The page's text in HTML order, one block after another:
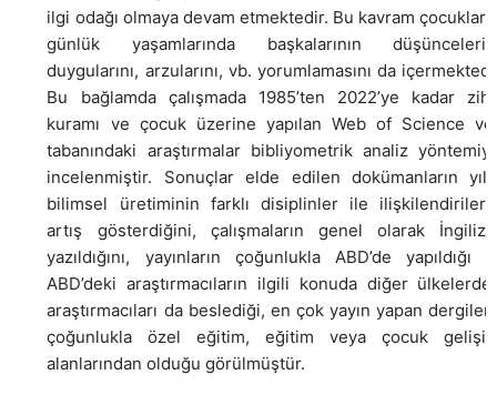
ilgi odağı olmaya devam etmektedir. Bu kavram
günlük yaşamlarında başkalarının
duygularını, arzularını, vb. yorumlamasını da
Bu bağlamda çalışmada 1985’ten 2022’ye kadar
kuramı ve çocuk üzerine yapılan Web of Science
tabanındaki araştırmalar bibliyometrik analiz
incelenmiştir. Sonuçlar elde edilen dokümanların
bilimsel üretiminin farklı disiplinler ile
artış gösterdiğini, çalışmaların genel olarak
yazıldığını, yayınların çoğunlukla ABD’de yapıldığı
ABD’deki araştırmacıların ilgili konuda diğer
araştırmacıları da beslediği, en çok yayın yapan
çoğunlukla özel eğitim, eğitim veya çocuk
alanlarından olduğu görülmüştür.